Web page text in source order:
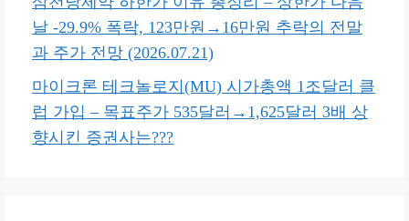
날 -29.9% 폭락, 123만원→16만원 추락의 전말
과 주가 전망 (2026.07.21)
마이크론 테크놀로지(MU) 시가총액 1조달러 클
럽 가입 – 목표주가 535달러→1,625달러 3배 상
향시킨 증권사는???